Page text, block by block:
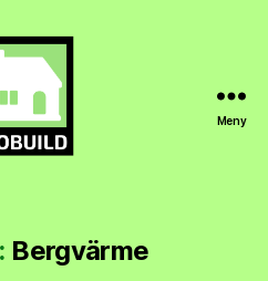
Meny
Bergvärme